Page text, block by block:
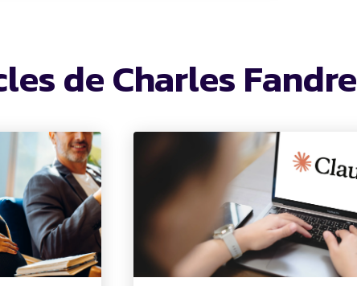
de Charles Fandre